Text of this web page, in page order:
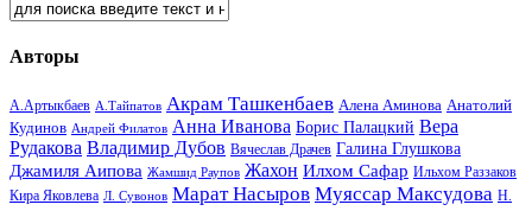
Авторы
А.Артыкбаев А.Тайпатов Акрам Ташкенбаев Алена Аминова Анатолий
Кудинов Андрей Филатов Анна Иванова Борис Палацкий Вера
Рудакова Владимир Дубов Вячеслав Драчев Галина Глушкова
Джамиля Аипова Жамшид Раупов Жахон Илхом Сафар Ильхом Раззаков
Кира Яковлева Л. Сувонов Марат Насыров Муяссар Максудова Н.